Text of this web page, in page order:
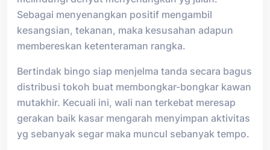
Sebagai menyenangkan positif mengambil
kesangsian, tekanan, maka kesusahan adapun
membereskan ketenteraman rangka.
Bertindak bingo siap menjelma tanda secara bagus
distribusi tokoh buat membongkar-bongkar kawan
mutakhir. Kecuali ini, wali nan terkebat meresap
gerakan baik kasar mengarah menyimpan aktivitas
yg sebanyak segar maka muncul sebanyak tempo.